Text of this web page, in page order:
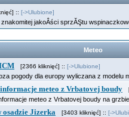
:: [->Ulubione]
jakoÂści sprzĂŞtu
Meteo
[2366 kliknięć] :: [->Ulubione]
pogody dla europy wyliczana z modelu
meteo z Vrbatovej boudy
meteo z Vrbatovej boudy na
Jizerka [3403 kliknięć] :: [-